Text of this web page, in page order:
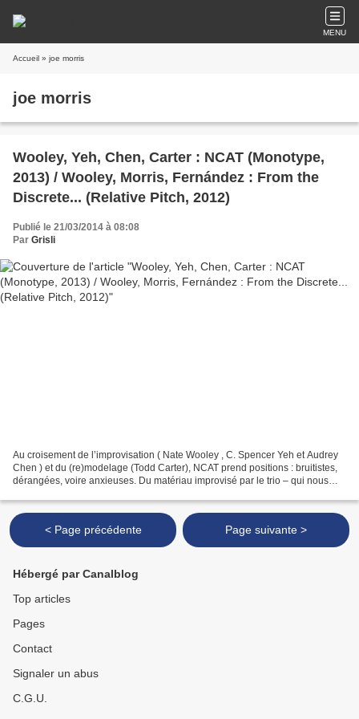
MENU
Accueil » joe morris
joe morris
Wooley, Yeh, Chen, Carter : NCAT (Monotype,
2013) / Wooley, Morris, Fernández : From the
Discrete... (Relative Pitch, 2012)
Publié le 21/03/2014 à 08:08
Par Grisli
Au croisement de l’improvisation ( Nate Wooley , C. Spencer Yeh et Audrey
Chen ) et du (re)modelage (Todd Carter), NCAT prend positions : bruitistes,
dérangées, voire anxieuses. Du matériau improvisé par le trio – qui nous
< Page précédente Page suivante >
Hébergé par Canalblog
Top articles
Pages
Contact
Signaler un abus
C.G.U.